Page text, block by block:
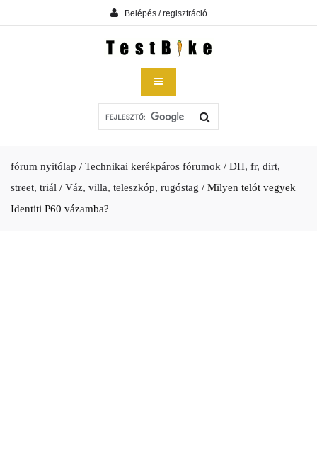
Belépés / regisztráció
fórum nyitólap / Technikai kerékpáros fórumok / DH, fr, dirt,
street, triál / Váz, villa, teleszkóp, rugóstag / Milyen telót vegyek
Identiti P60 vázamba?